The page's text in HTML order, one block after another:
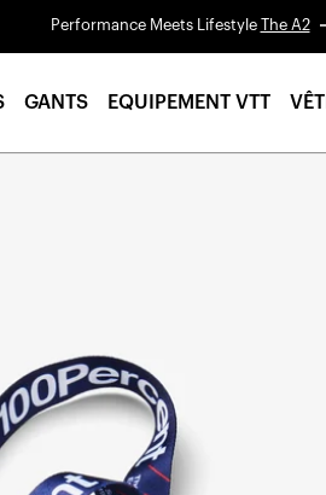
Performance Meets Lifestyle The A2
GANTS EQUIPEMENT VTT